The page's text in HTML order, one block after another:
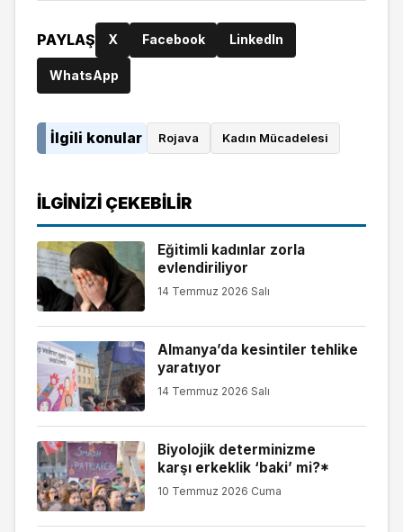
PAYLAŞ X Facebook LinkedIn
WhatsApp
İlgili konular Rojava Kadın Mücadelesi
İLGINIZI ÇEKEBILIR
Eğitimli kadınlar zorla
evlendiriliyor
14 Temmuz 2026 Salı
Almanya’da kesintiler tehlike
yaratıyor
14 Temmuz 2026 Salı
Biyolojik determinizme
karşı erkeklik ‘baki’ mi?*
10 Temmuz 2026 Cuma